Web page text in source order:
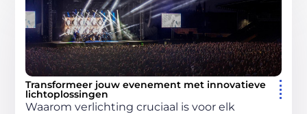
Transformeer jouw evenement met innovatieve
lichtoplossingen
Waarom verlichting cruciaal is voor elk